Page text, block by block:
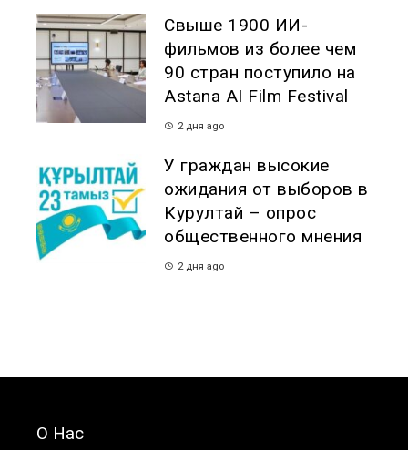
Свыше 1900 ИИ-
фильмов из более чем
90 стран поступило на
Astana AI Film Festival
2 дня ago
У граждан высокие
ожидания от выборов в
Курултай – опрос
общественного мнения
2 дня ago
О Нас